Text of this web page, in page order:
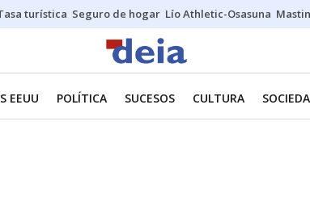
turística Seguro de hogar Lío Athletic-Osasuna
EEUU POLÍTICA SUCESOS CULTURA